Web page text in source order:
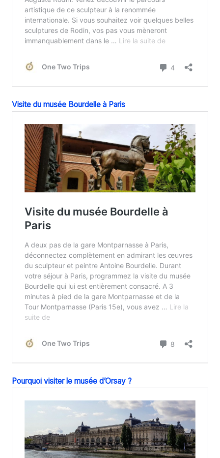
Visite du musée Bourdelle à Paris
Pourquoi visiter le musée d’Orsay ?